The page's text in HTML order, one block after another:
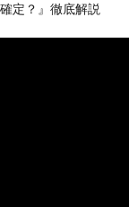
定？』徹底解説